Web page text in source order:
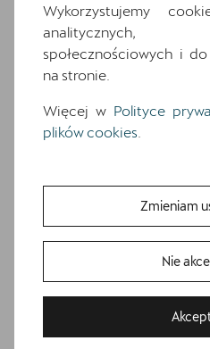
Wyposażenie
Wyposażenie
6 głośników
boczne, 2 kurtyny
centralna)
Czarna tapicerka
Czujniki parkowania z
Dwupoziomowa
Gniazdo 12V z przodu i
Informacje o oponach
Media System Plus:
Wykorzystujemy
analitycznych,
społecznościowych i
na stronie.
Więcej w Polityce
plików cookies
Zmieniam
Nie